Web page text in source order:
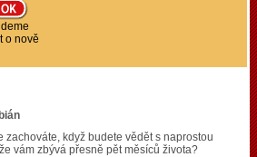
o nově
zachováte, když budete vědět s naprostou
vám zbývá přesně pět měsíců života?